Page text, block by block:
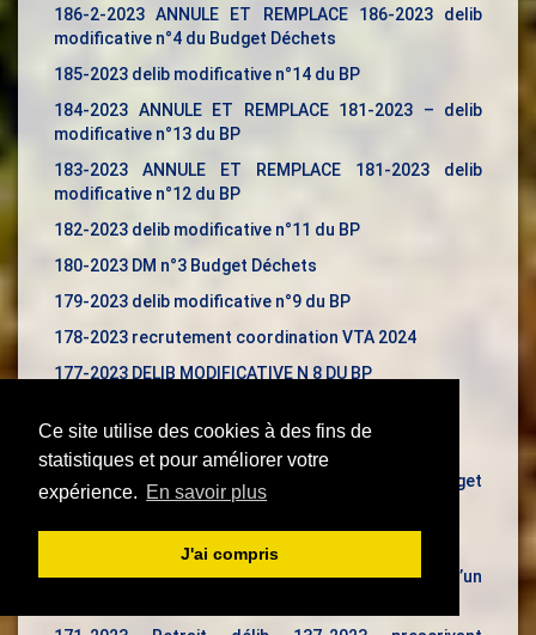
Ce site utilise des cookies à des fins de
statistiques et pour améliorer votre
expérience. En savoir plus
J'ai compris
186-2-2023 ANNULE ET REMPLACE 186-2023 delib
modificative n°4 du Budget Déchets
185-2023 delib modificative n°14 du BP
184-2023 ANNULE ET REMPLACE 181-2023 – delib
modificative n°13 du BP
183-2023 ANNULE ET REMPLACE 181-2023 delib
modificative n°12 du BP
182-2023 delib modificative n°11 du BP
180-2023 DM n°3 Budget Déchets
179-2023 delib modificative n°9 du BP
178-2023 recrutement coordination VTA 2024
177-2023 DELIB MODIFICATIVE N 8 DU BP
174-2023 Délibération modificative n°7 Budget
Principal
172-2023 Accord de principe sur l’élaboration d’un